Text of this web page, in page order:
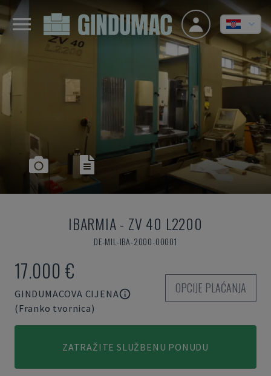
IBARMIA- ZV 40 L2200
DE-MIL-IBA-2000-00001
17.000 €
GINDUMACOVA CIJENA
(Franko tvornica)
OPCIJE PLAĆANJA
ZATRAŽITE SLUŽBENU PONUDU